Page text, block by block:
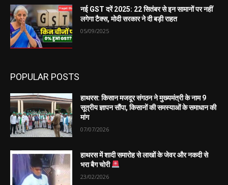
नई GST दरें 2025: 22 सितंबर से इन सामानों पर नहीं
लगेगा टैक्स, मोदी सरकार ने दी बड़ी राहत
05/09/2025
POPULAR POSTS
हाथरस: किसान मजदूर संगठन ने मुख्यमंत्री के नाम 9
सूत्रीय ज्ञापन सौंपा, किसानों की समस्याओं के समाधान की
मांग
07/07/2026
हाथरस में शादी समारोह से लाखों के जेवर और नकदी से
भरा बैग चोरी
23/02/2026